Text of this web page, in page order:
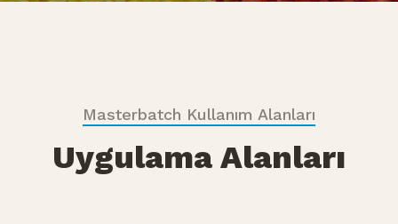
Masterbatch Kullanım Alanları
Uygulama Alanları